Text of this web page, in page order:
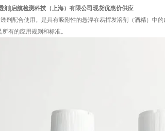
剂 |启航检测科技（上海）有限公司现货优惠价供应
透剂配合使用。是具有吸附性的悬浮在易挥发溶剂（酒精）
有的应用规则和标准。